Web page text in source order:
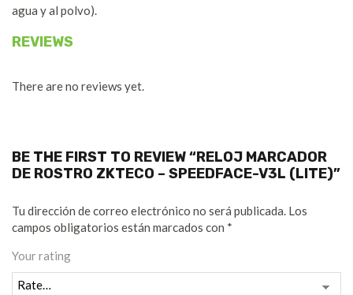
agua y al polvo).
REVIEWS
There are no reviews yet.
BE THE FIRST TO REVIEW “RELOJ MARCADOR
DE ROSTRO ZKTECO – SPEEDFACE-V3L (LITE)”
Tu dirección de correo electrónico no será publicada. Los
campos obligatorios están marcados con *
Your rating